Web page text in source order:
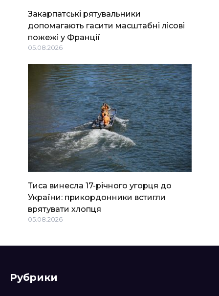
Закарпатські рятувальники
допомагають гасити масштабні лісові
пожежі у Франції
05.08.2026
Тиса винесла 17-річного угорця до
України: прикордонники встигли
врятувати хлопця
05.08.2026
Рубрики